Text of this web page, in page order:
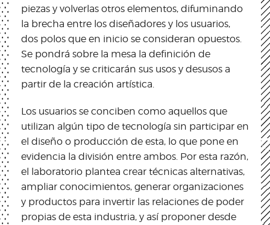
piezas y volverlas otros elementos, difuminando
la brecha entre los diseñadores y los usuarios,
dos polos que en inicio se consideran opuestos.
Se pondrá sobre la mesa la definición de
tecnología y se criticarán sus usos y desusos a
partir de la creación artística.
Los usuarios se conciben como aquellos que
utilizan algún tipo de tecnología sin participar en
el diseño o producción de esta, lo que pone en
evidencia la división entre ambos. Por esta razón,
el laboratorio plantea crear técnicas alternativas,
ampliar conocimientos, generar organizaciones
y productos para invertir las relaciones de poder
propias de esta industria, y así proponer desde